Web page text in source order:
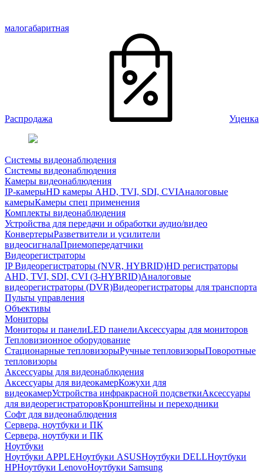
малогабаритная
Распродажа Уценка
Системы видеонаблюдения
Системы видеонаблюдения
Камеры видеонаблюдения
IP-камерыHD камеры AHD, TVI, SDI, CVIАналоговые
камерыКамеры спец применения
Комплекты видеонаблюдения
Устройства для передачи и обработки аудио/видео
КонвертерыРазветвители и усилители
видеосигналаПриемопередатчики
Видеорегистраторы
IP Видеорегистраторы (NVR, HYBRID)HD регистраторы
AHD, TVI, SDI, CVI (3-HYBRID)Аналоговые
видеорегистраторы (DVR)Видеорегистраторы для транспорта
Пульты управления
Объективы
Мониторы
Мониторы и панелиLED панелиАксессуары для мониторов
Тепловизионное оборудование
Стационарные тепловизорыРучные тепловизорыПоворотные
тепловизоры
Аксессуары для видеонаблюдения
Аксессуары для видеокамерКожухи для
видеокамерУстройства инфракрасной подсветкиАксессуары
для видеорегистраторовКронштейны и переходники
Софт для видеонаблюдения
Сервера, ноутбуки и ПК
Сервера, ноутбуки и ПК
Ноутбуки
Ноутбуки APPLEНоутбуки ASUSНоутбуки DELLНоутбуки
HPНоутбуки LenovoНоутбуки Samsung